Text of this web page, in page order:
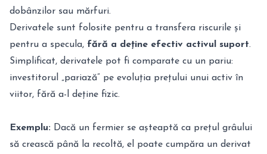
dobânzilor sau mărfuri.
Derivatele sunt folosite pentru a transfera riscurile și
pentru a specula, fără a deține efectiv activul suport.
Simplificat, derivatele pot fi comparate cu un pariu:
investitorul „pariază” pe evoluția prețului unui activ în
viitor, fără a-l deține fizic.
Exemplu: Dacă un fermier se așteaptă ca prețul grâului
să crească până la recoltă, el poate cumpăra un derivat